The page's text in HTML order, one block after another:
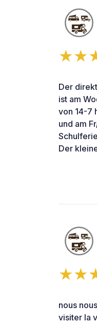
Der
ist am
von 14-7
und am
Der
nous
visiter la